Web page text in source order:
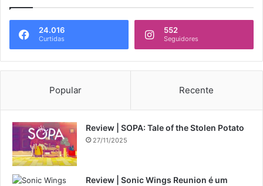
24.016
Curtidas
552
Seguidores
Popular Recente
Review | SOPA: Tale of the Stolen Potato
27/11/2025
Review | Sonic Wings Reunion é um